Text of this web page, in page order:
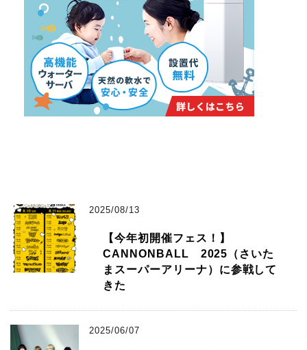
2025/08/13
【今年初開催フェス！】
CANNONBALL 2025（さいた
まスーパーアリーナ）に参戦して
きた
2025/06/07